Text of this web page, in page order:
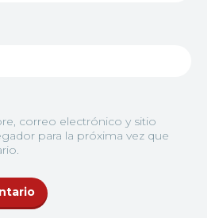
correo electrónico y sitio
para la próxima vez que